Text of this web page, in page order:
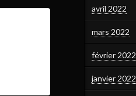
avril 2022
mars 2022
février 2022
janvier 2022